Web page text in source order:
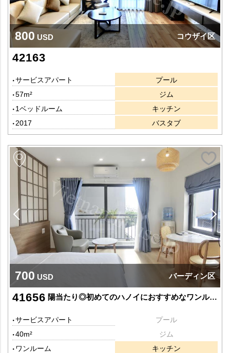
800 USD コウザイ区
42163
サービスアパート
57m²
1ベッドルーム
2017
プール
ジム
キッチン
バスタブ
700 USD バーディン区
41656 陽当たり◎初めてのハノイにおすすめなワンルーム
サービスアパート
40m²
ワンルーム
プール
ジム
キッチン